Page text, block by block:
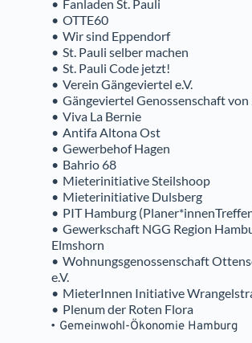
Fanladen St. Pauli
OTTE60
Wir sind Eppendorf
St. Pauli selber machen
St. Pauli Code jetzt!
Verein Gängeviertel e.V.
Gängeviertel Genossenschaft von
Viva La Bernie
Antifa Altona Ost
Gewerbehof Hagen
Bahrio 68
Mieterinitiative Steilshoop
Mieterinitiative Dulsberg
PIT Hamburg
Gewerkschaft NGG Region
Elmshorn
Wohnungsgenossenschaft
e.V.
MieterInnen Initiative
Plenum der Roten Flora
Gemeinwohl-Ökonomie Hamburg